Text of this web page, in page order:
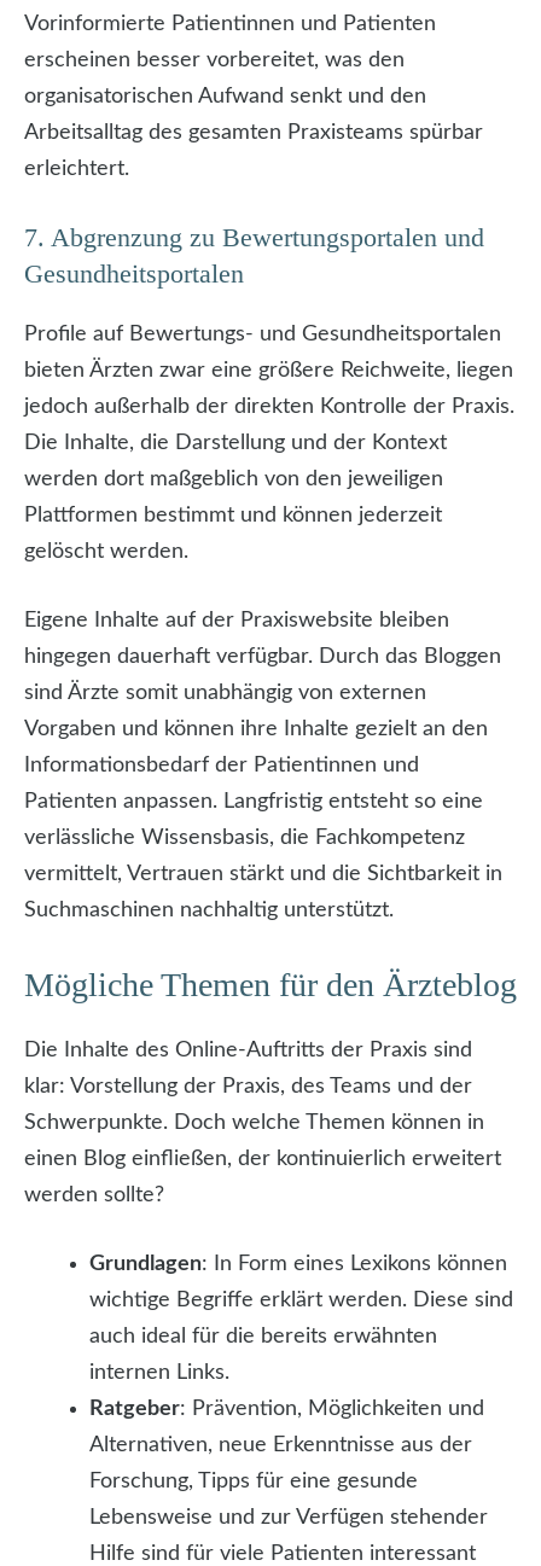
Vorinformierte Patientinnen und Patienten
erscheinen besser vorbereitet, was den
organisatorischen Aufwand senkt und den
Arbeitsalltag des gesamten Praxisteams spürbar
erleichtert.
7. Abgrenzung zu Bewertungsportalen und
Gesundheitsportalen
Profile auf Bewertungs- und Gesundheitsportalen
bieten Ärzten zwar eine größere Reichweite, liegen
jedoch außerhalb der direkten Kontrolle der Praxis.
Die Inhalte, die Darstellung und der Kontext
werden dort maßgeblich von den jeweiligen
Plattformen bestimmt und können jederzeit
gelöscht werden.
Eigene Inhalte auf der Praxiswebsite bleiben
hingegen dauerhaft verfügbar. Durch das Bloggen
sind Ärzte somit unabhängig von externen
Vorgaben und können ihre Inhalte gezielt an den
Informationsbedarf der Patientinnen und
Patienten anpassen. Langfristig entsteht so eine
verlässliche Wissensbasis, die Fachkompetenz
vermittelt, Vertrauen stärkt und die Sichtbarkeit in
Suchmaschinen nachhaltig unterstützt.
Mögliche Themen für den Ärzteblog
Die Inhalte des Online-Auftritts der Praxis sind
klar: Vorstellung der Praxis, des Teams und der
Schwerpunkte. Doch welche Themen können in
einen Blog einfließen, der kontinuierlich erweitert
werden sollte?
Grundlagen: In Form eines Lexikons können
wichtige Begriffe erklärt werden. Diese sind
auch ideal für die bereits erwähnten
internen Links.
Ratgeber: Prävention, Möglichkeiten und
Alternativen, neue Erkenntnisse aus der
Forschung, Tipps für eine gesunde
Lebensweise und zur Verfügen stehender
Hilfe sind für viele Patienten interessant